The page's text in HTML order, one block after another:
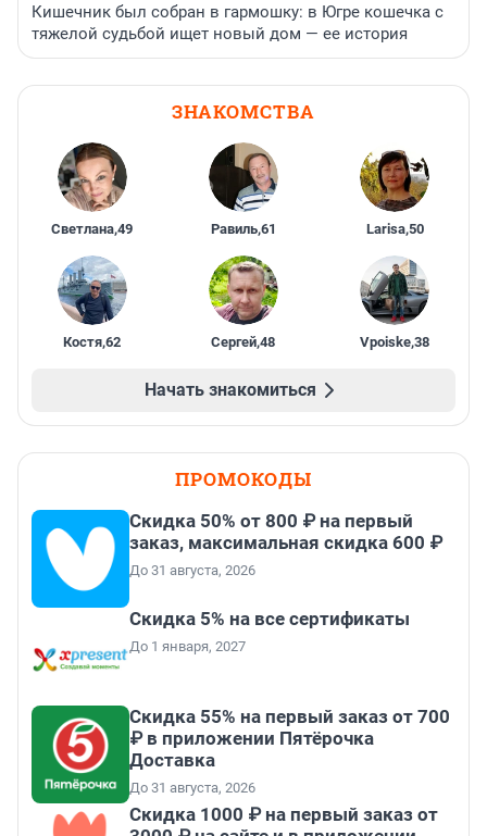
Кишечник был собран в гармошку: в Югре кошечка с
тяжелой судьбой ищет новый дом — ее история
ЗНАКОМСТВА
Светлана,49 Равиль,61 Larisa,50
Костя,62 Сергей,48 Vpoiske,38
Начать знакомиться
ПРОМОКОДЫ
Скидка 50% от 800 ₽ на первый
заказ, максимальная скидка 600 ₽
До 31 августа, 2026
Скидка 5% на все сертификаты
До 1 января, 2027
Скидка 55% на первый заказ от 700
₽ в приложении Пятёрочка
Доставка
До 31 августа, 2026
Скидка 1000 ₽ на первый заказ от